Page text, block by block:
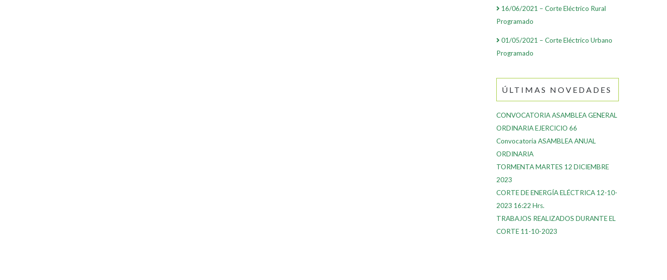
16/06/2021 – Corte Eléctrico Rural
Programado
01/05/2021 – Corte Eléctrico Urbano
Programado
ÚLTIMAS NOVEDADES
CONVOCATORIA ASAMBLEA GENERAL
ORDINARIA EJERCICIO 66
Convocatoria ASAMBLEA ANUAL
ORDINARIA
TORMENTA MARTES 12 DICIEMBRE
2023
CORTE DE ENERGÍA ELÉCTRICA 12-10-
2023 16:22 Hrs.
TRABAJOS REALIZADOS DURANTE EL
CORTE 11-10-2023